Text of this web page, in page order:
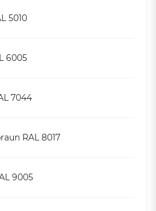
5010
6005
7044
RAL 8017
9005